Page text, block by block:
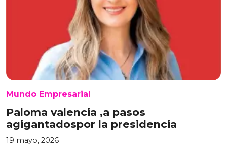
Mundo Empresarial
Paloma valencia ,a pasos
agigantadospor la presidencia
19 mayo, 2026